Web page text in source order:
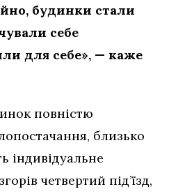
будинки стали
себе
для себе», — каже
повністю
близько
індивідуальне
четвертий під’їзд,